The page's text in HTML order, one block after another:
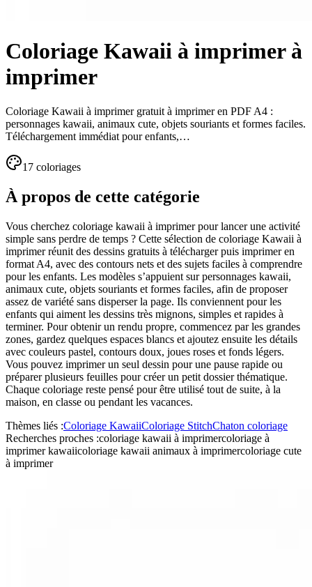
Coloriage Kawaii à imprimer à
imprimer
Coloriage Kawaii à imprimer gratuit à imprimer en PDF A4 :
personnages kawaii, animaux cute, objets souriants et formes faciles.
Téléchargement immédiat pour enfants,…
17 coloriages
À propos de cette catégorie
Vous cherchez coloriage kawaii à imprimer pour lancer une activité
simple sans perdre de temps ? Cette sélection de coloriage Kawaii à
imprimer réunit des dessins gratuits à télécharger puis imprimer en
format A4, avec des contours nets et des sujets faciles à comprendre
pour les enfants. Les modèles s’appuient sur personnages kawaii,
animaux cute, objets souriants et formes faciles, afin de proposer
assez de variété sans disperser la page. Ils conviennent pour les
enfants qui aiment les dessins très mignons, simples et rapides à
terminer. Pour obtenir un rendu propre, commencez par les grandes
zones, gardez quelques espaces blancs et ajoutez ensuite les détails
avec couleurs pastel, contours doux, joues roses et fonds légers.
Vous pouvez imprimer un seul dessin pour une pause rapide ou
préparer plusieurs feuilles pour créer un petit dossier thématique.
Chaque coloriage reste pensé pour être utilisé tout de suite, à la
maison, en classe ou pendant les vacances.
Thèmes liés :Coloriage KawaiiColoriage StitchChaton coloriage
Recherches proches :coloriage kawaii à imprimercoloriage à
imprimer kawaiicoloriage kawaii animaux à imprimercoloriage cute
à imprimer